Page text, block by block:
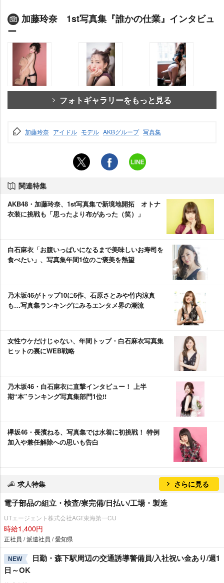
加藤玲奈 1st写真集『誰かの仕業』インタビュ
ー
フォトギャラリーをもっと見る
加藤玲奈 アイドル モデル AKBグループ 写真集
関連特集
AKB48・加藤玲奈、1st写真集で新境地開拓 オトナ
衣装に挑戦も「思ったより布があった（笑）」
白石麻衣「お腹いっぱいになるまで美味しいお寿司を
食べたい」、写真集年間1位のご褒美を熱望
乃木坂46がトップ10に6作、石原さとみや竹内涼真
も…写真集ランキングにみるエンタメ界の潮流
女性ウケだけじゃない、年間トップ・白石麻衣写真集
ヒットの裏にWEB戦略
乃木坂46・白石麻衣に直撃インタビュー！ 上半
期“本”ランキング写真集部門1位!!
欅坂46・長濱ねる、写真集では水着に初挑戦！ 特例
加入や兼任解除への思いも告白
求人特集 さらに見る
電子部品の組立・検査/寮完備/日払い/工場・製造
UTエージェント株式会社AGT東海第一CU
時給1,400円
正社員 / 派遣社員 / 愛知県
NEW
日勤・森下駅周辺の交通誘導警備員/入社祝い金あり/週1
日～OK